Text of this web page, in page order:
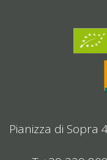
Pianizza di Sopra